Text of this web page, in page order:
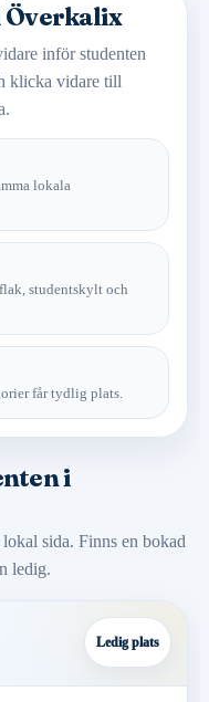
inför studenten
klicka vidare till
lokala
studentskylt och
får tydlig plats.
i
sida. Finns en bokad
ledig.
Ledig plats